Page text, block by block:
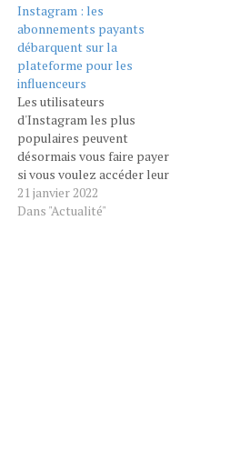
Instagram : les
abonnements payants
débarquent sur la
plateforme pour les
influenceurs
Les utilisateurs
d'Instagram les plus
populaires peuvent
désormais vous faire payer
si vous voulez accéder leur
contenu, une décision qui
semblait prédestinée dès le
21 janvier 2022
Dans "Actualité"